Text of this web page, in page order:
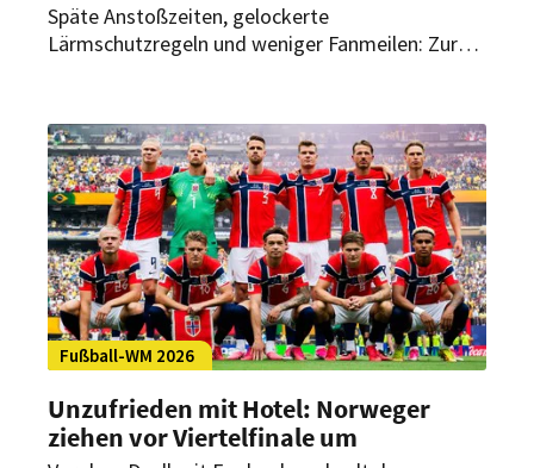
Späte Anstoßzeiten, gelockerte
Lärmschutzregeln und weniger Fanmeilen: Zur
stattfinden. Für Gastronomen ergeben sich
dadurch zusätzliche Umsatzchancen – auch, weil
es noch eine gute Nachricht für die Branche gibt.
Fußball-WM 2026
Unzufrieden mit Hotel: Norweger
ziehen vor Viertelfinale um